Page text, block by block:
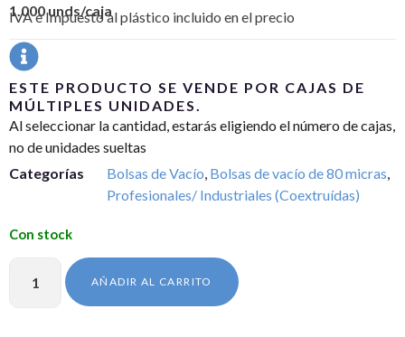
1.000 unds/caja
IVA e Impuesto al plástico incluido en el precio
ESTE PRODUCTO SE VENDE POR CAJAS DE
MÚLTIPLES UNIDADES.
Al seleccionar la cantidad, estarás eligiendo el número de cajas,
no de unidades sueltas
Categorías
Bolsas de Vacío, Bolsas de vacío de 80 micras,
Profesionales/ Industriales (Coextruídas)
AÑADIR AL CARRITO